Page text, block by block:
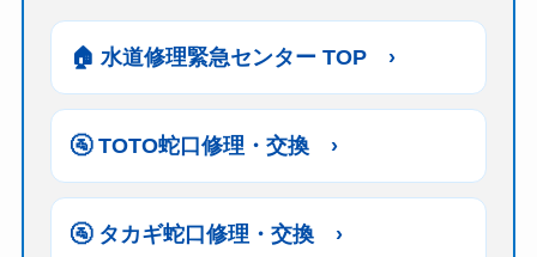
🏠 水道修理緊急センター TOP ›
🚰 TOTO蛇口修理・交換 ›
🚰 タカギ蛇口修理・交換 ›